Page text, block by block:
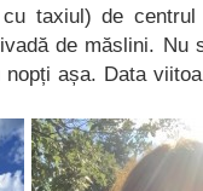
taxiul) de
de măslini. Nu
așa. Data